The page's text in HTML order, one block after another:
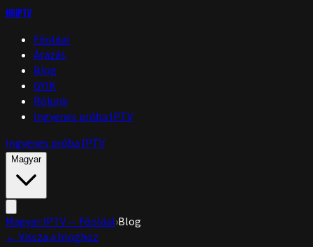
huIPTV
Főoldal
Árazás
Blog
GYIK
Rólunk
Ingyenes próba IPTV
Ingyenes próba IPTV
Magyar
Magyar IPTV — Főoldal›Blog
← Vissza a bloghoz